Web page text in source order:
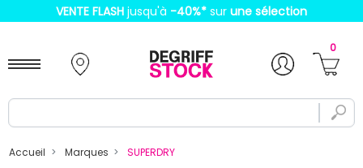
VENTE FLASH jusqu'à -40%* sur une sélection
0
Accueil Marques SUPERDRY